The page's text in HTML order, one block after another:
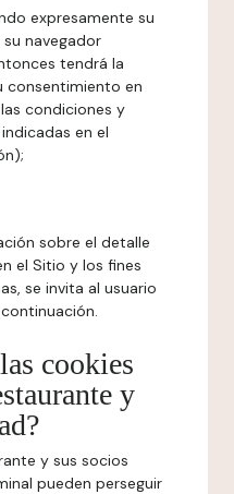
expresamente su
navegador
tendrá la
consentimiento en
condiciones y
en el
sobre el detalle
el Sitio y los fines
se invita al usuario
cookies
y
y sus socios
pueden perseguir